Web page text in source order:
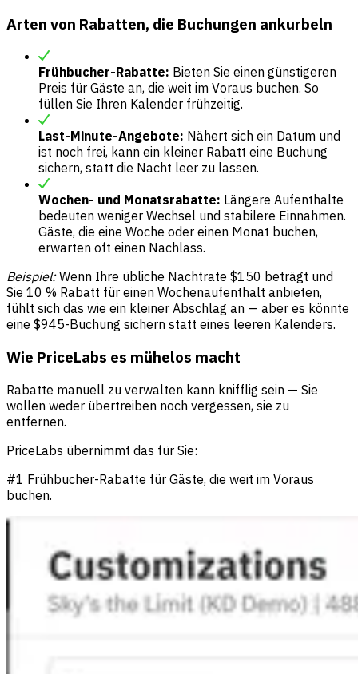
Arten von Rabatten, die Buchungen ankurbeln
Frühbucher-Rabatte: Bieten Sie einen günstigeren
Preis für Gäste an, die weit im Voraus buchen. So
füllen Sie Ihren Kalender frühzeitig.
Last-Minute-Angebote: Nähert sich ein Datum und
ist noch frei, kann ein kleiner Rabatt eine Buchung
sichern, statt die Nacht leer zu lassen.
Wochen- und Monatsrabatte: Längere Aufenthalte
bedeuten weniger Wechsel und stabilere Einnahmen.
Gäste, die eine Woche oder einen Monat buchen,
erwarten oft einen Nachlass.
Beispiel:Wenn Ihre übliche Nachtrate $150 beträgt und
Sie 10 % Rabatt für einen Wochenaufenthalt anbieten,
fühlt sich das wie ein kleiner Abschlag an — aber es könnte
eine $945-Buchung sichern statt eines leeren Kalenders.
Wie PriceLabs es mühelos macht
Rabatte manuell zu verwalten kann knifflig sein — Sie
wollen weder übertreiben noch vergessen, sie zu
entfernen.
PriceLabs übernimmt das für Sie:
#1 Frühbucher-Rabatte für Gäste, die weit im Voraus
buchen.